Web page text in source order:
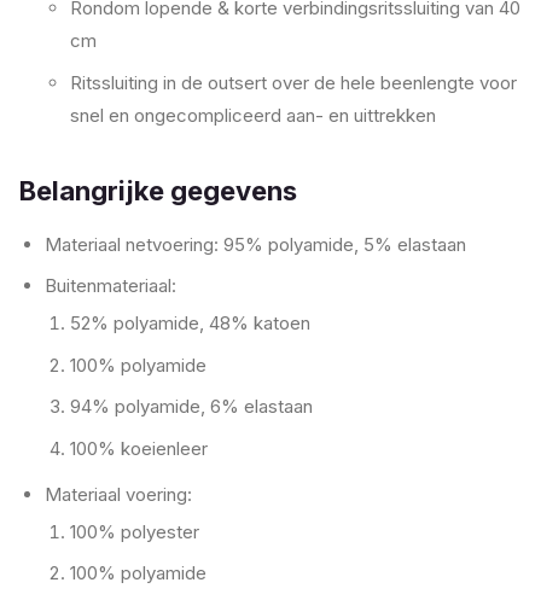
Rondom lopende & korte verbindingsritssluiting van 40
cm
Ritssluiting in de outsert over de hele beenlengte voor
snel en ongecompliceerd aan- en uittrekken
Belangrijke gegevens
Materiaal netvoering: 95% polyamide, 5% elastaan
Buitenmateriaal:
52% polyamide, 48% katoen
100% polyamide
94% polyamide, 6% elastaan
100% koeienleer
Materiaal voering:
100% polyester
100% polyamide